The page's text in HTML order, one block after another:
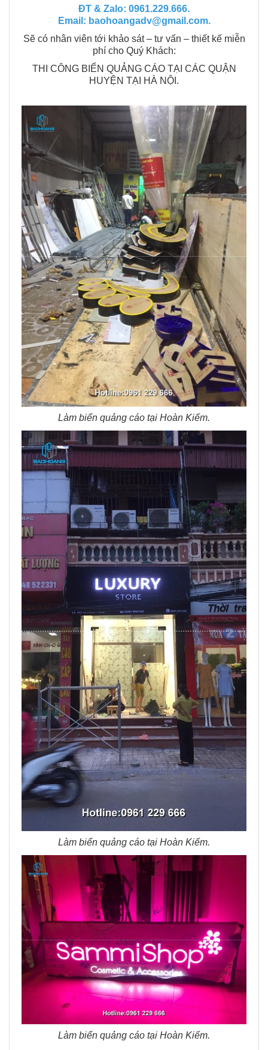
ĐT & Zalo: 0961.229.666.
Email: baohoangadv@gmail.com.
Sẽ có nhân viên tới khảo sát – tư vấn – thiết kế miễn
phí cho Quý Khách:
THI CÔNG BIỂN QUẢNG CÁO TẠI CÁC QUẬN
HUYỆN TẠI HÀ NỘI.
Làm biển quảng cáo tại Hoàn Kiếm.
Làm biển quảng cáo tại Hoàn Kiếm.
Làm biển quảng cáo tại Hoàn Kiếm.